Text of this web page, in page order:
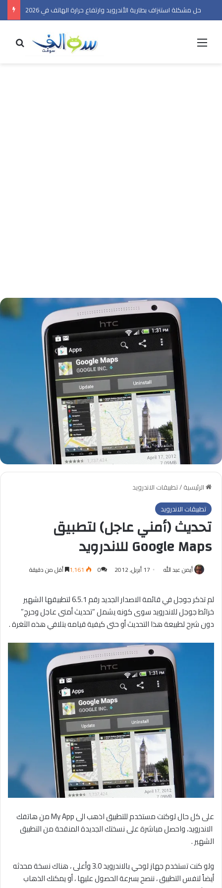
حل مشكلة استنزاف بطارية الأندرويد وارتفاع حرارة الهاتف في 2026
القائمة
الرئيسية/تطبيقات الاندرويد
تطبيقات الاندرويد
تحديث (أمني عاجل) لتطبيق
Google Maps للاندرويد
أيمن عبد الله 17 أبريل, 2012 0 أقل من دقيقة
لم تذكر جوجل في قائمة الاصدار الجديد رقم 6.5.1 لتطبيقها الشهير
خرائط جوجل للاندرويد سوى كونه يشمل “تحديث أمنى عاجل وحرج”
دون شرح لطبيعة هذا التحديث أو حتى كيفية قيامه بتلافي هذه الثغرة .
على كل حال لوكنت مستخدم للتطبيق اذهب الى My App من هاتفك
الاندرويد، واحصل مباشرة على نسختك الجديدة المنقحة من التطبيق
الشهير .
ولو كنت تستخدم جهاز لوحي بالاندرويد 3.0 وأعلى ، هناك نسخة محدثه
أيضاً لنفس التطبيق ، ننصح بسرعة الحصول عليها ، أو يمكنك الذهاب